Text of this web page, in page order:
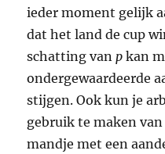
ieder moment gelijk
dat het land de cup
schatting vanp kan
ondergewaardeerde
stijgen. Ook kun je
gebruik te maken
mandje met een